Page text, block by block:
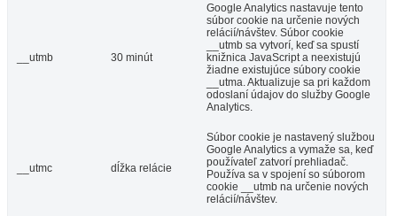
__utmb 30 minút
Google Analytics nastavuje tento
súbor cookie na určenie nových
relácií/návštev. Súbor cookie
__utmb sa vytvorí, keď sa spustí
knižnica JavaScript a neexistujú
žiadne existujúce súbory cookie
__utma. Aktualizuje sa pri každom
odoslaní údajov do služby Google
Analytics.
__utmc dĺžka relácie
Súbor cookie je nastavený službou
Google Analytics a vymaže sa, keď
používateľ zatvorí prehliadač.
Používa sa v spojení so súborom
cookie __utmb na určenie nových
relácií/návštev.